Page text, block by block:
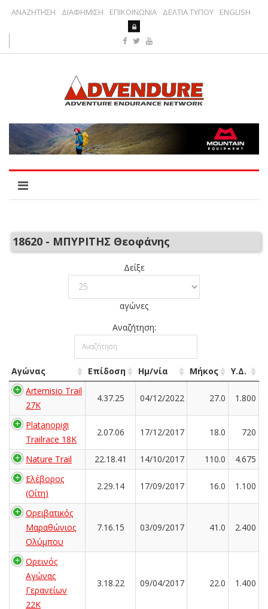
ΑΝΑΖΗΤΗΣΗ ΔΙΑΦΗΜΙΣΗ ΕΠΙΚΟΙΝΩΝΙΑ ΔΕΛΤΙΑ ΤΥΠΟΥ ENGLISH
18620 - ΜΠΥΡΙΤΗΣ Θεοφάνης
Δείξε
αγώνες
Αναζήτηση:
Αγώνας Επίδοση Ημ/νία Μήκος
Υ.Δ.
Artemisio Trail
27K
4.37.25 04/12/2022 27.0 1.800
Platanopigi
Trailrace 18K
2.07.06 17/12/2017 18.0 720
Nature Trail 22.18.41 14/10/2017 110.0
4.675
Ελέβορος
(Οίτη)
2.29.14 17/09/2017 16.0 1.100
Ορειβατικός
Μαραθώνιος
Ολύμπου
7.16.15 03/09/2017 41.0 2.400
Ορεινός
Αγώνας
Γερανείων
22Κ
3.18.22 09/04/2017 22.0 1.400